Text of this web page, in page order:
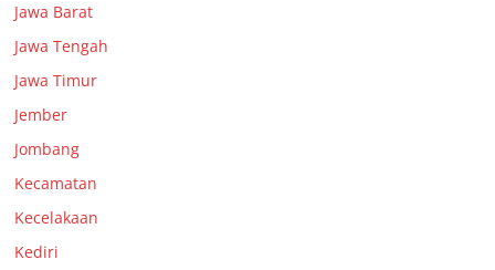
Jawa Barat
Jawa Tengah
Jawa Timur
Jember
Jombang
Kecamatan
Kecelakaan
Kediri